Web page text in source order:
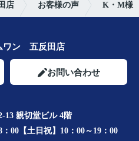
店 お客様の声 K・M様
ワン 五反田店
お問い合わせ
13 親切堂ビル 4階
：00【土日祝】10：00～19：00